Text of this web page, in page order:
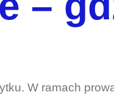
W ramach